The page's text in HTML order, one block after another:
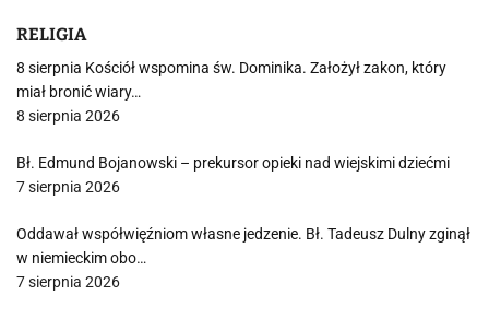
RELIGIA
8 sierpnia Kościół wspomina św. Dominika. Założył zakon, który
miał bronić wiary…
8 sierpnia 2026
Bł. Edmund Bojanowski – prekursor opieki nad wiejskimi dziećmi
7 sierpnia 2026
Oddawał współwięźniom własne jedzenie. Bł. Tadeusz Dulny zginął
w niemieckim obo…
7 sierpnia 2026